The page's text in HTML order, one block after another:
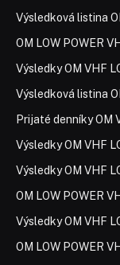
Výsledková listina
OM LOW POWER
Výsledky OM VHF
Výsledková listina
Prijaté denníky OM
Výsledky OM VHF
Výsledky OM VHF
OM LOW POWER
Výsledky OM VHF
OM LOW POWER